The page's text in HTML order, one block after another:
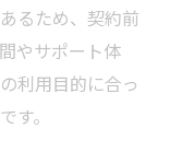
るため、契約前
やサポート体
利用目的に合っ
す。